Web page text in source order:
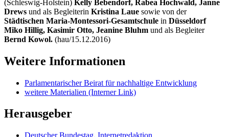
(Schleswig-Holstein) Kelly Bebendorf, Rabea Hochwald, Janne
Drews und als Begleiterin Kristina Laue sowie von der
Städtischen Maria-Montessori-Gesamtschule in Düsseldorf
Miko Hillig, Kasimir Otto, Jeanine Bluhm und als Begleiter
Bernd Kowol. (hau/15.12.2016)
Weitere Informationen
Parlamentarischer Beirat für nachhaltige Entwicklung
weitere Materialien (Interner Link)
Herausgeber